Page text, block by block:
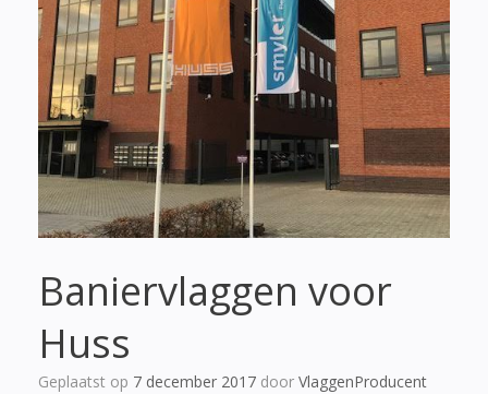
Baniervlaggen voor
Huss
Geplaatst op 7 december 2017 door VlaggenProducent